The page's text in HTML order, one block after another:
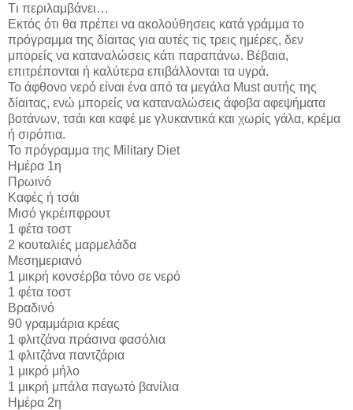
Tι περιλαμβάνει…
Εκτός ότι θα πρέπει να ακολούθησεις κατά γράμμα το
πρόγραμμα της δίαιτας για αυτές τις τρεις ημέρες, δεν
μπορείς να καταναλώσεις κάτι παραπάνω. Βέβαια,
επιτρέπονται ή καλύτερα επιβάλλονται τα υγρά.
Το άφθονο νερό είναι ένα από τα μεγάλα Must αυτής της
δίαιτας, ενώ μπορείς να καταναλώσεις άφοβα αφεψήματα
βοτάνων, τσάι και καφέ με γλυκαντικά και χωρίς γάλα, κρέμα
ή σιρόπια.
Το πρόγραμμα της Military Diet
Ημέρα 1η
Πρωινό
Καφές ή τσάι
Μισό γκρέιπφρουτ
1 φέτα τοστ
2 κουταλιές μαρμελάδα
Μεσημεριανό
1 μικρή κονσέρβα τόνο σε νερό
1 φέτα τοστ
Βραδινό
90 γραμμάρια κρέας
1 φλιτζάνα πράσινα φασόλια
1 φλιτζάνα παντζάρια
1 μικρό μήλο
1 μικρή μπάλα παγωτό βανίλια
Ημέρα 2η